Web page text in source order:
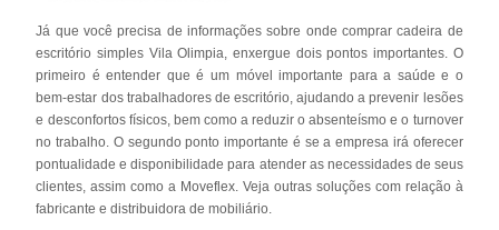
Já que você precisa de informações sobre onde comprar cadeira de
escritório simples Vila Olimpia, enxergue dois pontos importantes. O
primeiro é entender que é um móvel importante para a saúde e o
bem-estar dos trabalhadores de escritório, ajudando a prevenir lesões
e desconfortos físicos, bem como a reduzir o absenteísmo e o turnover
no trabalho. O segundo ponto importante é se a empresa irá oferecer
pontualidade e disponibilidade para atender as necessidades de seus
clientes, assim como a Moveflex. Veja outras soluções com relação à
fabricante e distribuidora de mobiliário.